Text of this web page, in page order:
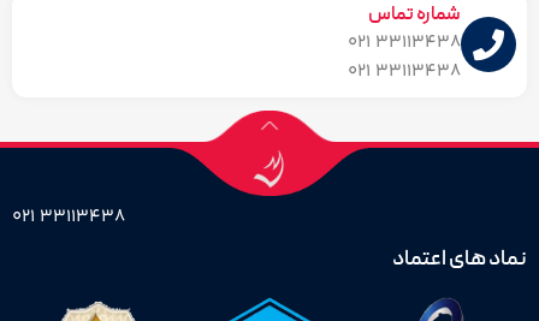
شماره تماس
33113438 021
33113438 021
33113438 021
نماد های اعتماد